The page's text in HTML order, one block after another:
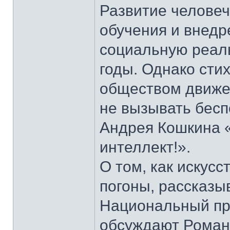
Развитие
обучения и
социальную
годы. Однако
обществом
не вызывать
Андрея Кошкина
интеллект!».
О том, как
погоны,
Национальный
обсуждают